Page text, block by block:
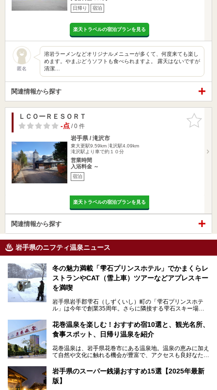
日帰り 宿泊
楽天トラベルの宿泊プランを見る
匿名
溶岩ラーメンなどオリジナルメニューが多くて、何度来ても楽し
めます。やまぶどうソフトも食べられますよ。 露天はないですが
清潔…
関連情報から探す
お気に入
りに追加
ＬＣＯーＲＥＳＯＲＴ
-点/ 0 件
岩手県 / 滝沢市
東大更駅9.59km 滝沢駅4.09km
滝沢駅より車で約１０分
営業時間
入浴料金 ～
宿泊
楽天トラベルの宿泊プランを見る
関連情報から探す
岩手県のニフティ温泉ニュース
冬の魅力満載「雫石プリンスホテル」でかまくらレ
ストランやCAT（雪上車）ツアーなどアプレスキー
を満喫
岩手県岩手郡雫石（しずくいし）町の「雫石プリンスホテ
ル」は今年で創業35周年。さらに隣接する雫石スキー場は
の後"）の充実をはかり、テーマをSNOW（雪）＋NOVA
（新星）で「SNØVA（スノーヴァ）」としました！
喫できるパウダースノーの雫石。というわけで、「雫石プリ
ンスホテル」にお出かけして楽しめるアクティビティや温泉
───
提供元：株式会社西武・プリンスホテルズワールドワイド
花巻温泉を楽しむ！おすすめ宿10選と、観光名所、
食事スポット、日帰り温泉を紹介
花巻温泉は、岩手県花巻市にある温泉地。温泉の恵みに加え
て自然や文化に触れる機会が豊富で、アクセスも良好なた
この記事では、花巻温泉の魅力、おすすめの宿・注目すべき
観光スポット・味わい深い食事処・気軽に立ち寄れる日帰り
岩手県のスーパー銭湯おすすめ15選【2025年最新
版】